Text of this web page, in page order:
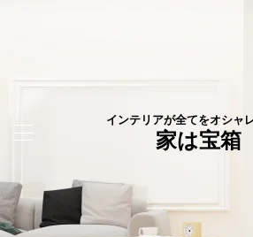
インテリアが全てをオシャ
家は宝箱